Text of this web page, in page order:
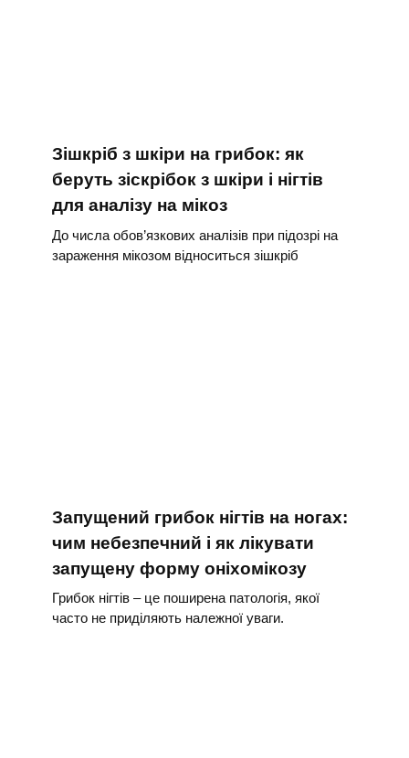
Зішкріб з шкіри на грибок: як
беруть зіскрібок з шкіри і нігтів
для аналізу на мікоз
До числа обов’язкових аналізів при підозрі на
зараження мікозом відноситься зішкріб
Запущений грибок нігтів на ногах:
чим небезпечний і як лікувати
запущену форму оніхомікозу
Грибок нігтів – це поширена патологія, якої
часто не приділяють належної уваги.